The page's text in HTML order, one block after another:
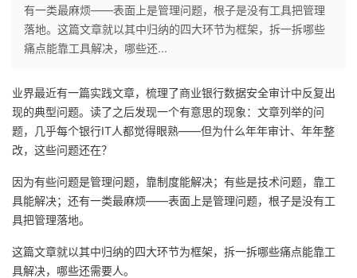
主
的
发
者
我
的
博
我
的
我
有一类最麻烦——表面上是管理问题，根子是没有工具把管理
落地。这篇文章就以其中归纳的四大环节为框架，拆一拆哪些
痛点能靠工具解决，哪些还...
业界最近有一篇实践文章，梳理了商业银行数据安全审计中反复出
现的典型问题。读了之后发现一个有意思的现象：文章列举的问
题，几乎每个银行IT人都觉得眼熟——但为什么年年审计、年年整
改，这些问题还在？
因为有些问题是管理问题，靠制度能解决；有些是技术问题，靠工
具能解决；还有一类最麻烦——表面上是管理问题，根子是没有工
具把管理落地。
这篇文章就以其中归纳的四大环节为框架，拆一拆哪些痛点能靠工
具解决，哪些还需要人。